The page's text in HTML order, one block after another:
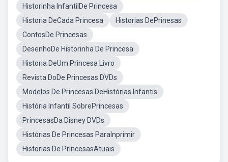
Historinha InfantilDe Princesa
Historia DeCada Princesa
Historias DePrinesas
ContosDe Princesas
DesenhoDe Historinha De Princesa
Historia DeUm Princesa Livro
Revista DoDe Princesas DVDs
Modelos De Princesas DeHistórias Infantis
História Infantil SobrePrincesas
PrincesasDa Disney DVDs
Histórias De Princesas ParaInprimir
Historias De PrincesasAtuais